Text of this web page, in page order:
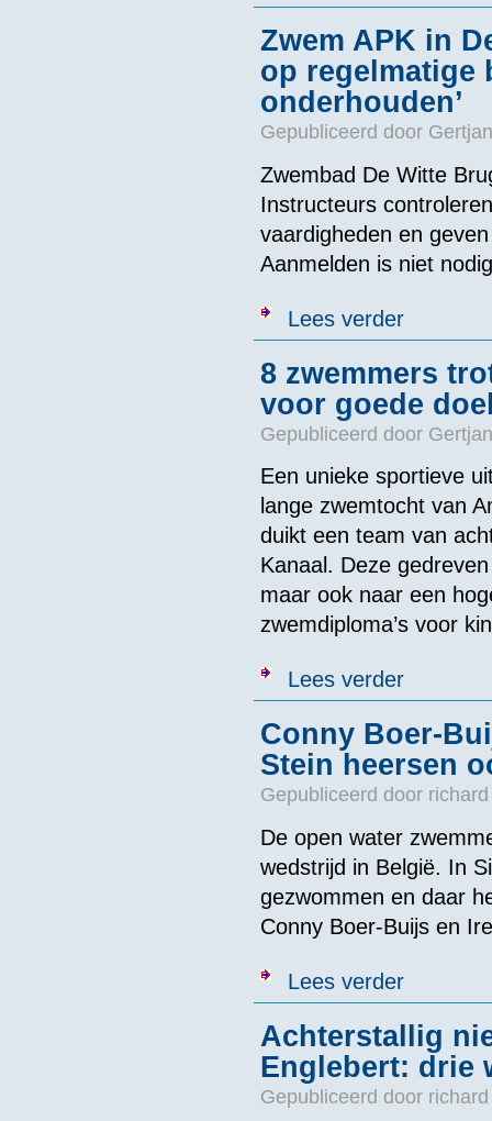
Zwem APK in
op regelmatige
onderhouden’
Gepubliceerd door
Zwembad De Witte
Instructeurs
vaardigheden en
Aanmelden is niet
Lees verderover Zwem
8 zwemmers
voor goede
Gepubliceerd door
Een unieke sportieve
lange zwemtocht van
duikt een team van
Kanaal. Deze
maar ook naar een
zwemdiploma’s voor
Lees verderover 8
Conny Boer-
Stein heersen
Gepubliceerd door
De open water
wedstrijd in België. In
gezwommen en daar
Conny Boer-Buijs en
Lees verderover Conny
Achterstallig
Englebert: drie
Gepubliceerd door